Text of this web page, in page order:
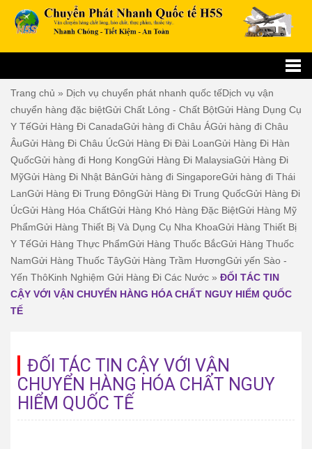
Trang chủ » Dịch vụ chuyển phát nhanh quốc tếDịch vụ vận
chuyển hàng đặc biệtGửi Chất Lỏng - Chất BộtGửi Hàng Dụng Cụ
Y TếGửi Hàng Đi CanadaGửi hàng đi Châu ÁGửi hàng đi Châu
ÂuGửi Hàng Đi Châu ÚcGửi Hàng Đi Đài LoanGửi Hàng Đi Hàn
QuốcGửi hàng đi Hong KongGửi Hàng Đi MalaysiaGửi Hàng Đi
MỹGửi Hàng Đi Nhật BảnGửi hàng đi SingaporeGửi hàng đi Thái
LanGửi Hàng Đi Trung ĐôngGửi Hàng Đi Trung QuốcGửi Hàng Đi
ÚcGửi Hàng Hóa ChấtGửi Hàng Khó Hàng Đặc BiệtGửi Hàng Mỹ
PhẩmGửi Hàng Thiết Bị Và Dụng Cụ Nha KhoaGửi Hàng Thiết Bị
Y TếGửi Hàng Thực PhẩmGửi Hàng Thuốc BắcGửi Hàng Thuốc
NamGửi Hàng Thuốc TâyGửi Hàng Trầm HươngGửi yến Sào -
Yến ThôKinh Nghiệm Gửi Hàng Đi Các Nước » ĐỐI TÁC TIN
CẬY VỚI VẬN CHUYỂN HÀNG HÓA CHẤT NGUY HIỂM QUỐC
TẾ
ĐỐI TÁC TIN CẬY VỚI VẬN
CHUYỂN HÀNG HÓA CHẤT NGUY
HIỂM QUỐC TẾ